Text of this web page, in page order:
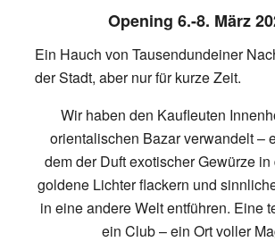
Opening 6.-8. März
Ein Hauch von Tausendundeiner
der Stadt, aber nur für kurze Zeit.
Wir haben den Kaufleuten
orientalischen Bazar verwandelt –
dem der Duft exotischer Gewürze in
goldene Lichter flackern und
in eine andere Welt entführen. Eine
ein Club – ein Ort voller